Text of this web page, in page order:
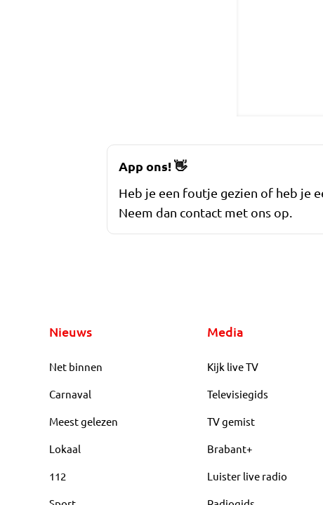
App ons!👋
Heb je een foutje gezien of heb je
Neem dan contact met ons op.
Nieuws
Net binnen
Carnaval
Meest gelezen
Lokaal
112
Media
Kijk live TV
Televisiegids
TV gemist
Brabant+
Luister live radio